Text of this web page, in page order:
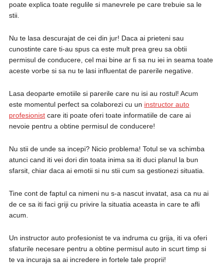
poate explica toate regulile si manevrele pe care trebuie sa le
stii.
Nu te lasa descurajat de cei din jur! Daca ai prieteni sau
cunostinte care ti-au spus ca este mult prea greu sa obtii
permisul de conducere, cel mai bine ar fi sa nu iei in seama toate
aceste vorbe si sa nu te lasi influentat de parerile negative.
Lasa deoparte emotiile si parerile care nu isi au rostul! Acum
este momentul perfect sa colaborezi cu un instructor auto
profesionistcare iti poate oferi toate informatiile de care ai
nevoie pentru a obtine permisul de conducere!
Nu stii de unde sa incepi? Nicio problema! Totul se va schimba
atunci cand iti vei dori din toata inima sa iti duci planul la bun
sfarsit, chiar daca ai emotii si nu stii cum sa gestionezi situatia.
Tine cont de faptul ca nimeni nu s-a nascut invatat, asa ca nu ai
de ce sa iti faci griji cu privire la situatia aceasta in care te afli
acum.
Un instructor auto profesionist te va indruma cu grija, iti va oferi
sfaturile necesare pentru a obtine permisul auto in scurt timp si
te va incuraja sa ai incredere in fortele tale proprii!